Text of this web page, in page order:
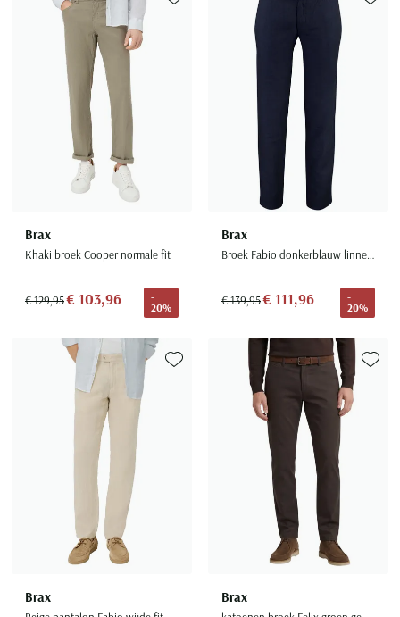
Brax
Khaki broek Cooper normale fit
€ 129,95€ 103,96
-
20%
Toevoegen aan favorieten
Brax
Broek Fabio donkerblauw linnen wijde fit
€ 139,95€ 111,96
-
20%
Brax
Toevoegen aan favorieten
Brax